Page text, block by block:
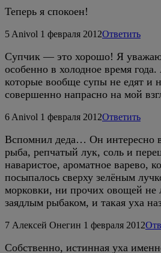
Теперь я спокоен!
5 Anivol 1 февраля 2012Ответить
Супчик — это хорошо! Я
особенно в холодное время
которые вообще супы не едят и
совершенно напрасно на мой
6 Anivol 1 февраля 2012Ответить
Вспомнил деда… Он интересно
рыба, репчатый лук, соль и
наваристое, ароматное варево,
посыпалось сверху зелёным
морковки, ни прочих овощей не
заядлым рыбаком, и такая уха
7 Алексей Онегин 1 февраля 2012
Собственно, истинная уха